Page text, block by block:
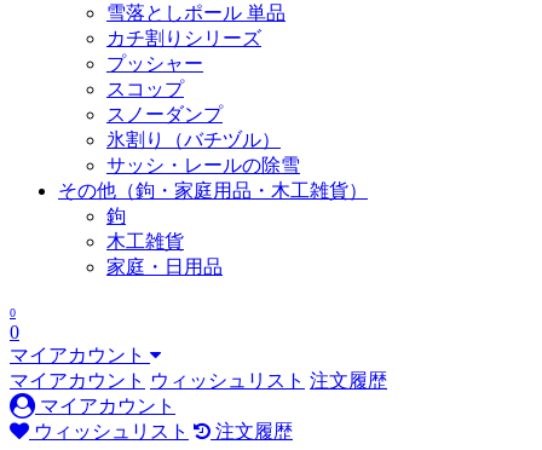
雪落としポール 単品
カチ割りシリーズ
プッシャー
スコップ
スノーダンプ
氷割り（バチヅル）
サッシ・レールの除雪
その他（鉤・家庭用品・木工雑貨）
鉤
木工雑貨
家庭・日用品
0
0
マイアカウント
マイアカウント ウィッシュリスト 注文履歴
マイアカウント
ウィッシュリスト
注文履歴